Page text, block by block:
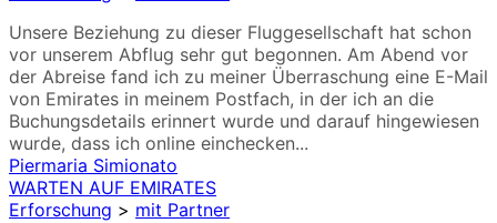
Unsere Beziehung zu dieser Fluggesellschaft hat schon
vor unserem Abflug sehr gut begonnen. Am Abend vor
der Abreise fand ich zu meiner Überraschung eine E-Mail
von Emirates in meinem Postfach, in der ich an die
Buchungsdetails erinnert wurde und darauf hingewiesen
wurde, dass ich online einchecken...
Piermaria Simionato
WARTEN AUF EMIRATES
Erforschung > mit Partner